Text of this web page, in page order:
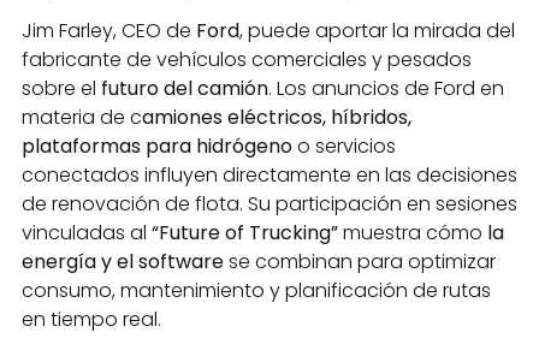
Jim Farley, CEO de Ford, puede aportar la mirada del
fabricante de vehículos comerciales y pesados
sobre el futuro del camión. Los anuncios de Ford en
materia de camiones eléctricos, híbridos,
plataformas para hidrógenoo servicios
conectados influyen directamente en las decisiones
de renovación de flota. Su participación en sesiones
vinculadas al “Future of Trucking”muestra cómo la
energía y el softwarese combinan para optimizar
consumo, mantenimiento y planificación de rutas
en tiempo real.